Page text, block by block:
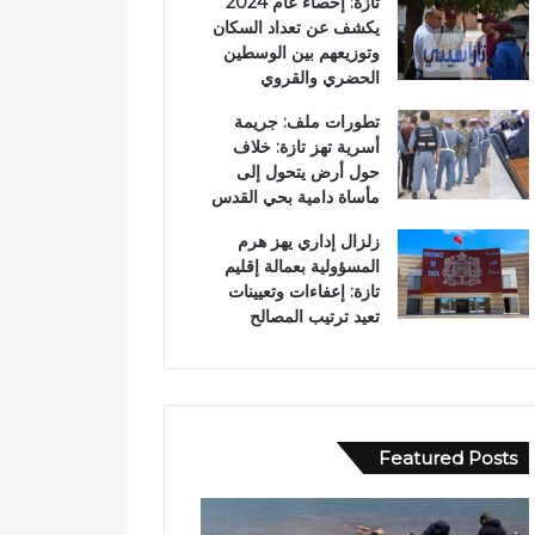
يكشف عن تعداد السكان
وتوزيعهم بين الوسطين
الحضري والقروي
تطورات ملف: جريمة
أسرية تهز تازة: خلاف
حول أرض يتحول إلى
مأساة دامية بحي القدس
زلزال إداري يهز هرم
المسؤولية بعمالة إقليم
تازة: إعفاءات وتعيينات
تعيد ترتيب المصالح
Featured Posts